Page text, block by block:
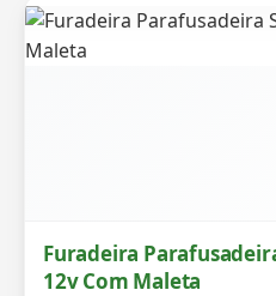
Furadeira
12v Com Maleta